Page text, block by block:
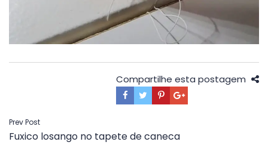
Compartilhe esta postagem
Navegação
de
Prev Post
Fuxico losango no tapete de caneca